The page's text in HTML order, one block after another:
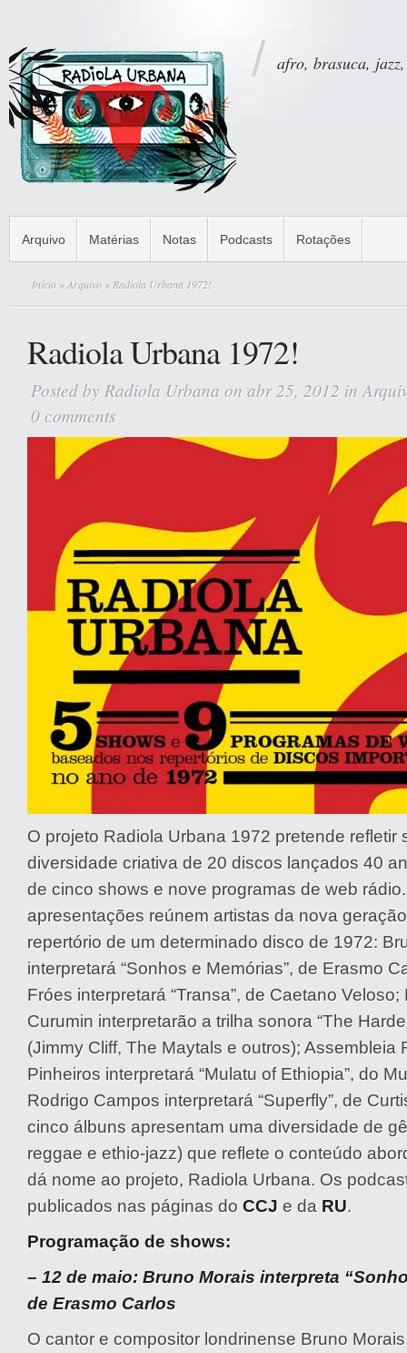
afro, brasuca,
Arquivo Matérias Notas Podcasts Rotações
Início »Arquivo » Radiola Urbana 1972!
Radiola Urbana 1972!
Posted by Radiola Urbana on abr 25, 2012 in
0 comments
O projeto Radiola Urbana 1972 pretende refletir
diversidade criativa de 20 discos lançados 40
de cinco shows e nove programas de web
apresentações reúnem artistas da nova
repertório de um determinado disco de 1972:
interpretará “Sonhos e Memórias”, de Erasmo
Fróes interpretará “Transa”, de Caetano
Curumin interpretarão a trilha sonora “The
(Jimmy Cliff, The Maytals e outros); Assembleia
Pinheiros interpretará “Mulatu of Ethiopia”, do
Rodrigo Campos interpretará “Superfly”, de
cinco álbuns apresentam uma diversidade de
reggae e ethio-jazz) que reflete o conteúdo
dá nome ao projeto, Radiola Urbana. Os
publicados nas páginas do CCJ e da RU.
Programação de shows:
– 12 de maio: Bruno Morais interpreta
de Erasmo Carlos
O cantor e compositor londrinense Bruno